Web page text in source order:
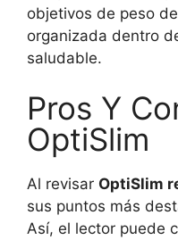
objetivos de peso
organizada dentro
saludable.
Pros Y
OptiSlim
Al revisar OptiSlim
sus puntos más
Así, el lector puede